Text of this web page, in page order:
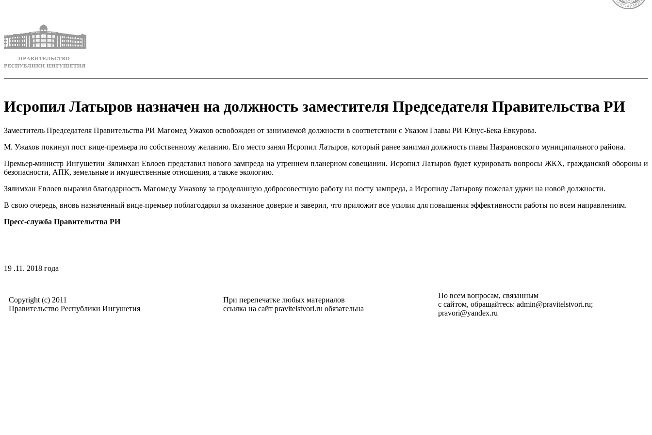
Исропил Латыров назначен на должность заместителя Председателя Правительства РИ
Заместитель Председателя Правительства РИ Магомед Ужахов освобожден от занимаемой должности в соответствии с Указом Главы РИ Юнус-Бека Евкурова.
М. Ужахов покинул пост вице-премьера по собственному желанию. Его место занял Исропил Латыров, который ранее занимал должность главы Назрановского муниципального района.
Премьер-министр Ингушетии Зялимхан Евлоев представил нового зампреда на утреннем планерном совещании. Исропил Латыров будет курировать вопросы ЖКХ, гражданской обороны и
безопасности, АПК, земельные и имущественные отношения, а также экологию.
Зялимхан Евлоев выразил благодарность Магомеду Ужахову за проделанную добросовестную работу на посту зампреда, а Исропилу Латырову пожелал удачи на новой должности.
В свою очередь, вновь назначенный вице-премьер поблагодарил за оказанное доверие и заверил, что приложит все усилия для повышения эффективности работы по всем направлениям.
Пресс-служба Правительства РИ
19 .11. 2018 года
Copyright (c) 2011
Правительство Республики Ингушетия
При перепечатке любых материалов
ссылка на сайт pravitelstvori.ru обязательна
По всем вопросам, связанным
с сайтом, обращайтесь: admin@pravitelstvori.ru;
pravori@yandex.ru